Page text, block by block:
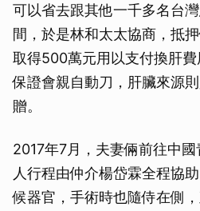
可以省去跟其他一千多名台
間，於是林和太太協商，抵
取得500萬元用以支付換肝
保證會親自動刀，肝臟來源
贈。
2017年7月，夫妻倆前往中
人行程由仲介楊岱霖全程協
候器官，手術時也隨侍在側